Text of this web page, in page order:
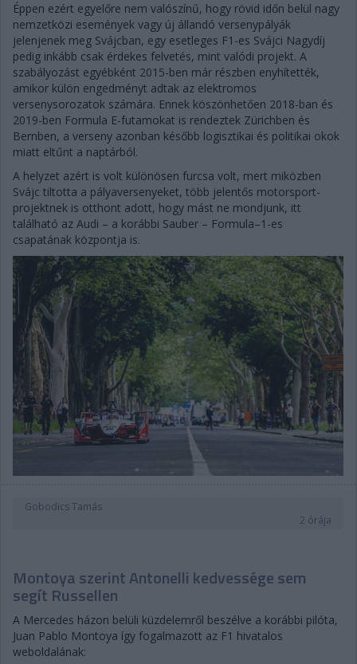
Éppen ezért egyelőre nem valószínű, hogy rövid időn belül nagy
nemzetközi események vagy új állandó versenypályák
jelenjenek meg Svájcban, egy esetleges F1-es Svájci Nagydíj
pedig inkább csak érdekes felvetés, mint valódi projekt. A
szabályozást egyébként 2015-ben már részben enyhítették,
amikor külön engedményt adtak az elektromos
versenysorozatok számára. Ennek köszönhetően 2018-ban és
2019-ben Formula E-futamokat is rendeztek Zürichben és
Bernben, a verseny azonban később logisztikai és politikai okok
miatt eltűnt a naptárból.
A helyzet azért is volt különösen furcsa volt, mert miközben
Svájc tiltotta a pályaversenyeket, több jelentős motorsport-
projektnek is otthont adott, hogy mást ne mondjunk, itt
található az Audi – a korábbi Sauber – Formula–1-es
csapatának központja is.
Gobodics Tamás
2 órája
Montoya szerint Antonelli kedvessége sem
segít Russellen
A Mercedes házon belüli küzdelemről beszélve a korábbi pilóta,
Juan Pablo Montoya így fogalmazott az F1 hivatalos
weboldalának: